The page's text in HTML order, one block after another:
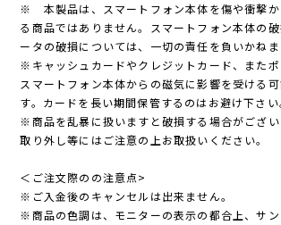
※ 本製品は、スマートフォン本体を傷や衝撃か
る商品ではありません。スマートフォン本体の
ータの破損については、一切の責任を負いかねま
※キャッシュカードやクレジットカード、またポ
スマートフォン本体からの磁気に影響を受ける
す。カードを長い期間保管するのはお避け下さい
※商品を乱暴に扱いますと破損する場合がござい
取り外し等にはご注意の上お取扱いください。
＜ご注文際のの注意点>
※ご入金後のキャンセルは出来ません。
※商品の色調は、モニターの表示の都合上、サン